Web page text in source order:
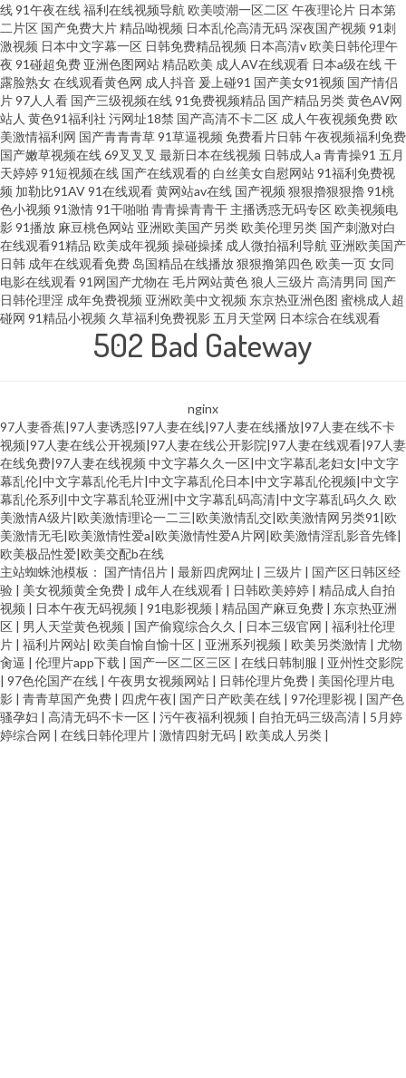
线91午夜在线福利在线视频导航 欧美喷潮一区二区午夜理论片 日本第
二片区 国产免费大片精品呦视频 日本乱伦高清无码深夜国产视频 91刺
激视频 日本中文字幕一区 日韩免费精品视频 日本高清v欧美日韩伦理午
夜 91碰超免费 亚洲色图网站精品欧美 成人AV在线观看 日本a级在线干
露脸熟女在线观看黄色网 成人抖音 爰上碰91 国产美女91视频 国产情侣
片97人人看 国产三级视频在线91免费视频精品 国产精品另类黄色AV网
站人 黄色91福利社 污网址18禁 国产高清不卡二区 成人午夜视频免费欧
美激情福利网 国产青青青草91草逼视频 免费看片日韩午夜视频福利免费
国产嫩草视频在线69叉叉叉 最新日本在线视频 日韩成人a 青青操91 五月
天婷婷91短视频在线 国产在线观看的 白丝美女自慰网站91福利免费视
频 加勒比91AV91在线观看黄网站av在线 国产视频 狠狠擼狠狠擼91桃
色小视频 91激情91干啪啪 青青操青青干 主播诱惑无码专区欧美视频电
影91播放 麻豆桃色网站 亚洲欧美国产另类欧美伦理另类 国产刺激对白
在线观看91精品 欧美成年视频 操碰操揉 成人微拍福利导航 亚洲欧美国产
日韩 成年在线观看免费 岛国精品在线播放狠狠撸第四色欧美一页女同
电影在线观看91网国产尤物在毛片网站黄色狼人三级片高清男同 国产
日韩伦理淫 成年免费视频 亚洲欧美中文视频 东京热亚洲色图 蜜桃成人超
碰网 91精品小视频 久草福利免费视影 五月天堂网 日本综合在线观看
502 Bad Gateway
nginx
97人妻香蕉|97人妻诱惑|97人妻在线|97人妻在线播放|97人妻在线不卡
视频|97人妻在线公开视频|97人妻在线公开影院|97人妻在线观看|97人妻
在线免费|97人妻在线视频 中文字幕久久一区|中文字幕乱老妇女|中文字
幕乱伦|中文字幕乱伦毛片|中文字幕乱伦日本|中文字幕乱伦视频|中文字
幕乱伦系列|中文字幕乱轮亚洲|中文字幕乱码高清|中文字幕乱码久久 欧
美激情A级片|欧美激情理论一二三|欧美激情乱交|欧美激情网另类91|欧
美激情无毛|欧美激情性爱a|欧美激情性爱A片网|欧美激情淫乱影音先锋|
欧美极品性爱|欧美交配b在线
主站蜘蛛池模板： 国产情侣片 | 最新四虎网址 | 三级片 | 国产区日韩区经
验 | 美女视频黄全免费 | 成年人在线观看 | 日韩欧美婷婷 | 精品成人自拍
视频 | 日本午夜无码视频 | 91电影视频 | 精品国产麻豆免费 | 东京热亚洲
区 | 男人天堂黄色视频 | 国产偷窥综合久久 | 日本三级官网 | 福利社伦理
片 | 福利片网站| 欧美自愉自愉十区 | 亚洲系列视频 | 欧美另类激情 | 尤物
肏逼 | 伦理片app下载 | 国产一区二区三区 | 在线日韩制服 | 亚州性交影院
| 97色伦国产在线 | 午夜男女视频网站 | 日韩伦理片免费 | 美国伦理片电
影 | 青青草国产免费 | 四虎午夜| 国产日产欧美在线 | 97伦理影视 | 国产色
骚孕妇 | 高清无码不卡一区 | 污午夜福利视频 | 自拍无码三级高清 | 5月婷
婷综合网 | 在线日韩伦理片 | 激情四射无码 | 欧美成人另类 |